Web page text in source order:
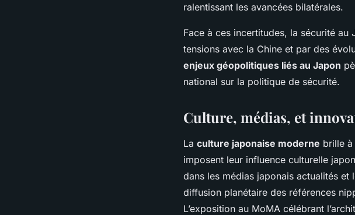
ralentissant les avancées bilatérales.
Face à ces incertitudes, la sécurité
tensions avec la Chine et par des
enjeux géopolitiques liés au Japon
national sur la politique de sécurité.
Culture, médias, et
La culture japonaise moderne brille à
imposent leur influence culturelle
dans les médias japonais actualités et
diffusion planétaire des références
L’exposition au MoMA célébrant